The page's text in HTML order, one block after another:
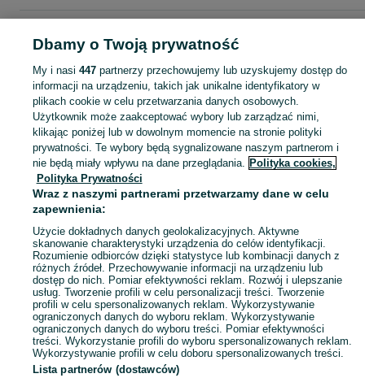
plastikowe - Wielkopolskie
Klocki plastikowe - Kępno
KATEGORIA
domek ogrodowy dla dzieci,basen z kulkami,zabawki ogrodowe,zabawki
Zobacz
Mapa kategorii
Mapa miejscowości
Mapa ministron
Popularne wyszukiwania
Dbamy o Twoją prywatność
My i nasi 447partnerzy przechowujemy lub uzyskujemy dostęp do
informacji na urządzeniu, takich jak unikalne identyfikatory w
plikach cookie w celu przetwarzania danych osobowych.
Użytkownik może zaakceptować wybory lub zarządzać nimi,
klikając poniżej lub w dowolnym momencie na stronie polityki
prywatności. Te wybory będą sygnalizowane naszym partnerom i
nie będą miały wpływu na dane przeglądania. Polityka cookies,
Polityka Prywatności
Wraz z naszymi partnerami przetwarzamy dane w celu
zapewnienia:
Użycie dokładnych danych geolokalizacyjnych. Aktywne
skanowanie charakterystyki urządzenia do celów identyfikacji.
Rozumienie odbiorców dzięki statystyce lub kombinacji danych z
różnych źródeł. Przechowywanie informacji na urządzeniu lub
dostęp do nich. Pomiar efektywności reklam. Rozwój i ulepszanie
usług. Tworzenie profili w celu personalizacji treści. Tworzenie
profili w celu spersonalizowanych reklam. Wykorzystywanie
ograniczonych danych do wyboru reklam. Wykorzystywanie
ograniczonych danych do wyboru treści. Pomiar efektywności
treści. Wykorzystanie profili do wyboru spersonalizowanych reklam.
Wykorzystywanie profili w celu doboru spersonalizowanych treści.
Lista partnerów (dostawców)